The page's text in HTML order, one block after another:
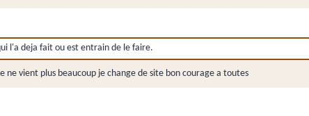
l'a deja fait ou est entrain de le faire.
ne vient plus beaucoup je change de site bon courage a toutes